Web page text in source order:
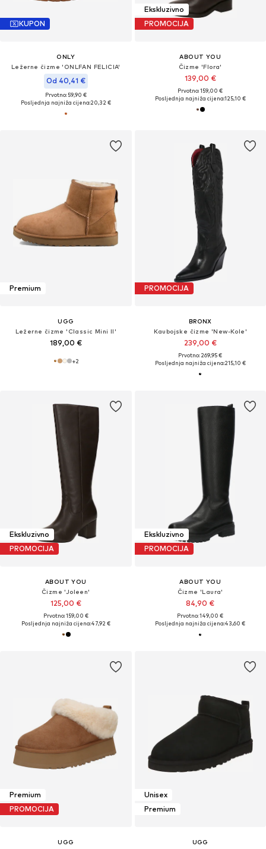
KUPON
ONLY
Ležerne čizme 'ONLFAN FELICIA'
Od 40,41 €
Prvotno: 59,90 €
Posljednja najniža cijena:20,32 €
Ekskluzivno
PROMOCIJA
ABOUT YOU
Čizme 'Flora'
139,00 €
Prvotno: 159,00 €
Posljednja najniža cijena:125,10 €
Premium
UGG
Ležerne čizme 'Classic Mini II'
189,00 €
+2
PROMOCIJA
BRONX
Kaubojske čizme 'New-Kole'
239,00 €
Prvotno: 269,95 €
Posljednja najniža cijena:215,10 €
Ekskluzivno
PROMOCIJA
ABOUT YOU
Čizme 'Joleen'
125,00 €
Prvotno: 159,00 €
Posljednja najniža cijena:47,92 €
Ekskluzivno
PROMOCIJA
ABOUT YOU
Čizme 'Laura'
84,90 €
Prvotno: 149,00 €
Posljednja najniža cijena:43,60 €
Premium
PROMOCIJA
UGG
Unisex
Premium
UGG